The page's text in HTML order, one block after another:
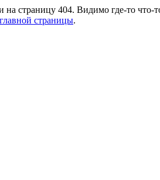
страницу 404. Видимо где-то что-
главной страницы.